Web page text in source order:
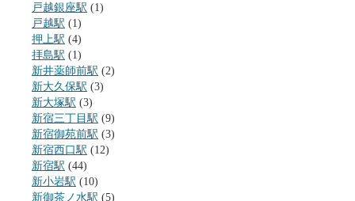
戸越銀座駅 (1)
戸越駅 (1)
押上駅 (4)
拝島駅 (1)
新井薬師前駅 (2)
新大久保駅 (3)
新大塚駅 (3)
新宿三丁目駅 (9)
新宿御苑前駅 (3)
新宿西口駅 (12)
新宿駅 (44)
新小岩駅 (10)
新御茶ノ水駅 (5)